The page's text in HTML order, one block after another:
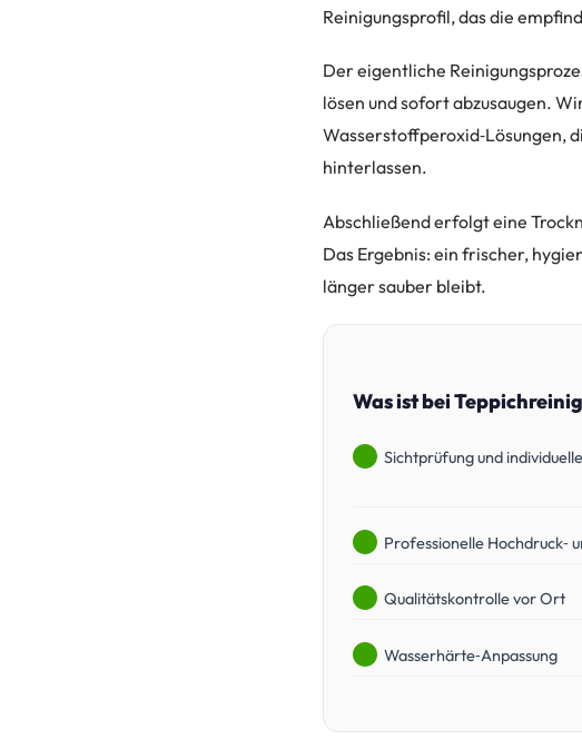
Reinigungsprofil, das die
Der eigentliche
lösen und sofort abzusaugen.
Wasserstoffperoxid‑Lösungen,
hinterlassen.
Abschließend erfolgt eine
Das Ergebnis: ein frischer,
länger sauber bleibt.
Was ist bei
Sichtprüfung und
Professionelle Hochdruck‑
Qualitätskontrolle vor Ort
Wasserhärte‑Anpassung